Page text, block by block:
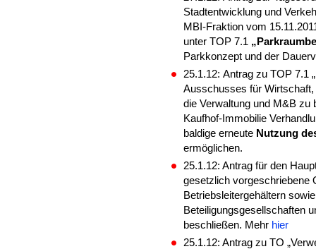
Stadtentwicklung und
MBI-Fraktion vom
unter TOP 7.1
Parkkonzept und der
25.1.12: Antrag zu TOP 7.1
Ausschusses für
die Verwaltung und M&B zu
Kaufhof-Immobilie
baldige erneute Nutzung
ermöglichen.
25.1.12: Antrag für den
gesetzlich vorgeschriebene
Betriebsleitergehältern
Beteiligungsgesellschaften
beschließen. Mehr hier
25.1.12: Antrag zu TO